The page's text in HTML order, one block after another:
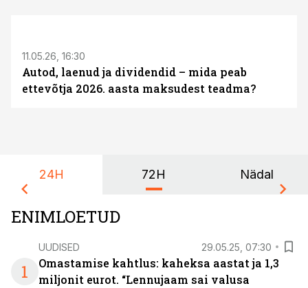
11.05.26, 16:30
Autod, laenud ja dividendid – mida peab
ettevõtja 2026. aasta maksudest teadma?
24H 72H Nädal
ENIMLOETUD
1
UUDISED 29.05.25, 07:30
Omastamise kahtlus: kaheksa aastat ja 1,3
miljonit eurot. “Lennujaam sai valusa